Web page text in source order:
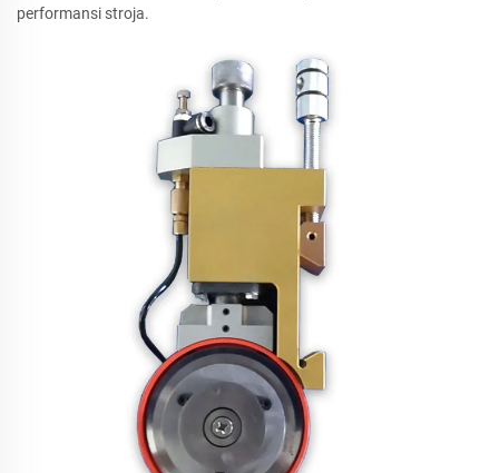
performansi stroja.